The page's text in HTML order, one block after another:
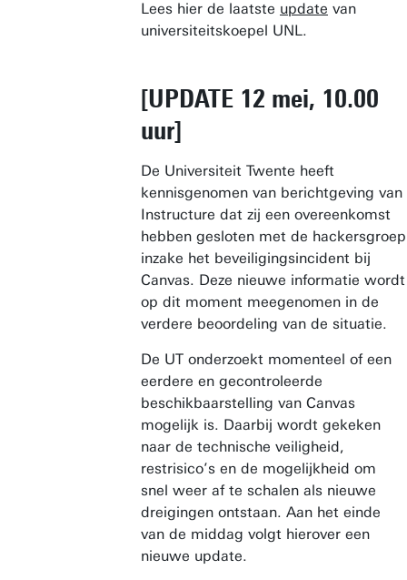
Lees hier de laatste update van
universiteitskoepel UNL.
[UPDATE 12 mei, 10.00
uur]
De Universiteit Twente heeft
kennisgenomen van berichtgeving van
Instructure dat zij een overeenkomst
hebben gesloten met de hackersgroep
inzake het beveiligingsincident bij
Canvas. Deze nieuwe informatie wordt
op dit moment meegenomen in de
verdere beoordeling van de situatie.
De UT onderzoekt momenteel of een
eerdere en gecontroleerde
beschikbaarstelling van Canvas
mogelijk is. Daarbij wordt gekeken
naar de technische veiligheid,
restrisico’s en de mogelijkheid om
snel weer af te schalen als nieuwe
dreigingen ontstaan. Aan het einde
van de middag volgt hierover een
nieuwe update.